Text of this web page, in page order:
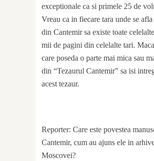
exceptionale ca si primele 25 de
Vreau ca in fiecare tara unde se
din Cantemir sa existe toate
mii de pagini din celelalte tari.
care poseda o parte mai mica sau
din “Tezaurul Cantemir” sa isi
acest tezaur.
Reporter: Care este povestea
Cantemir, cum au ajuns ele in
Moscovei?